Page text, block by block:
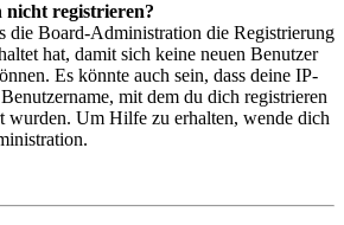
registrieren?
die Board-Administration die Registrierung
hat, damit sich keine neuen Benutzer
Es könnte auch sein, dass deine IP-
mit dem du dich registrieren
wurden. Um Hilfe zu erhalten, wende dich